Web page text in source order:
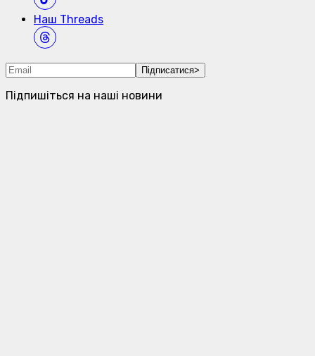
Наш Threads
Підписатися>
Підпишіться на наші новини